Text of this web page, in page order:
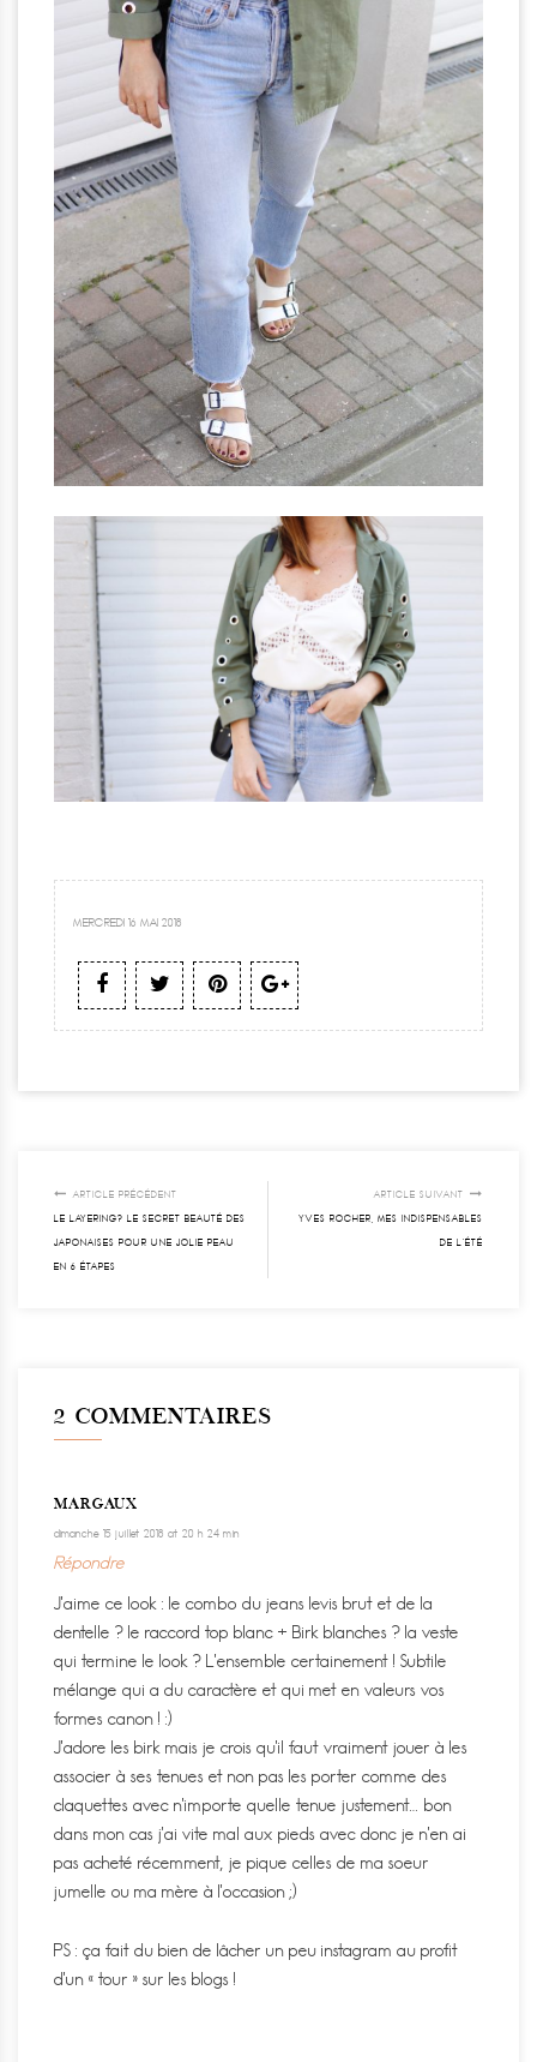
MERCREDI 16 MAI 2018
ARTICLE PRÉCÉDENT
LE LAYERING? LE SECRET BEAUTÉ DES
JAPONAISES POUR UNE JOLIE PEAU
EN 6 ÉTAPES
ARTICLE SUIVANT
YVES ROCHER, MES INDISPENSABLES
DE L’ÉTÉ
2 COMMENTAIRES
MARGAUX
dimanche 15 juillet 2018 at 20 h 24 min
Répondre
J’aime ce look : le combo du jeans levis brut et de la
dentelle ? le raccord top blanc + Birk blanches ? la veste
qui termine le look ? L’ensemble certainement ! Subtile
mélange qui a du caractère et qui met en valeurs vos
formes canon ! :)
J’adore les birk mais je crois qu’il faut vraiment jouer à les
associer à ses tenues et non pas les porter comme des
claquettes avec n’importe quelle tenue justement… bon
dans mon cas j’ai vite mal aux pieds avec donc je n’en ai
pas acheté récemment, je pique celles de ma soeur
jumelle ou ma mère à l’occasion ;)
PS : ça fait du bien de lâcher un peu instagram au profit
d’un « tour » sur les blogs !